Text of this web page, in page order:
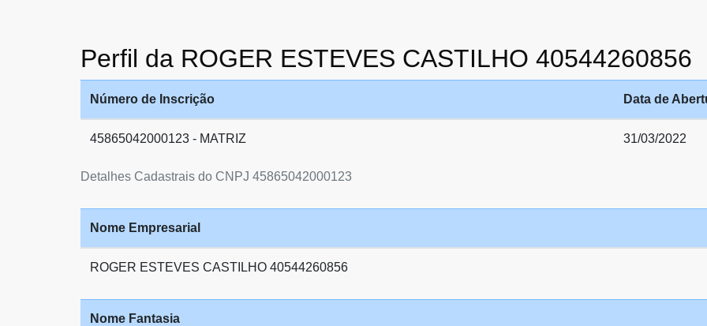
Perfil da ROGER ESTEVES CASTILHO 40544260856
Detalhes Cadastrais do CNPJ 45865042000123
Número de Inscrição Data de
45865042000123 - MATRIZ 31/03/2022
Nome Empresarial
ROGER ESTEVES CASTILHO 40544260856
Nome Fantasia